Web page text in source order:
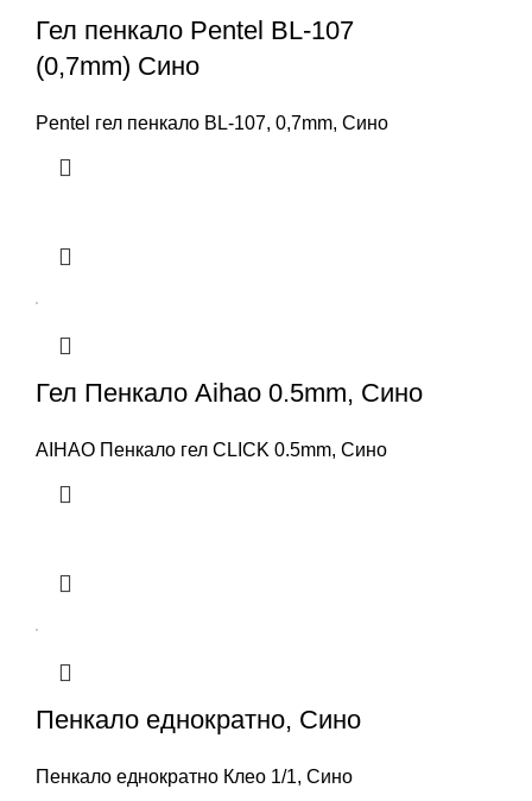
Гел пенкало Pentel BL-107
(0,7mm) Сино
Pentel гел пенкало BL-107, 0,7mm, Сино
Гел Пенкало Aihao 0.5mm, Сино
AIHAO Пенкало гел CLICK 0.5mm, Сино
Пенкало еднократно, Сино
Пенкало еднократно Клео 1/1, Сино